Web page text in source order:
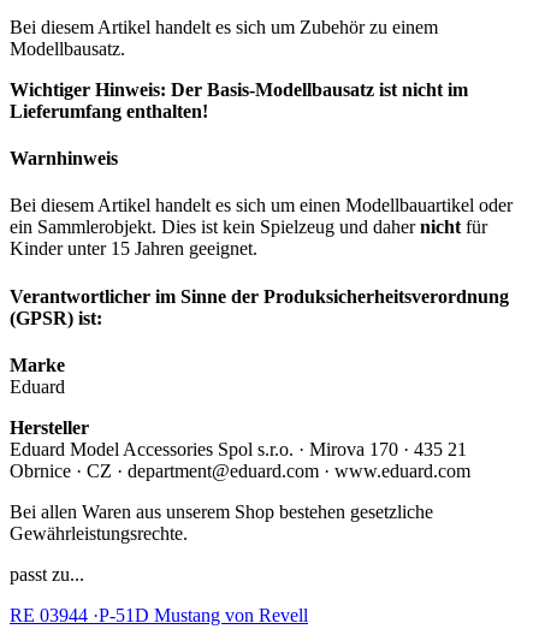
Bei diesem Artikel handelt es sich um Zubehör zu einem
Modellbausatz.
Wichtiger Hinweis: Der Basis-Modellbausatz ist nicht im
Lieferumfang enthalten!
Warnhinweis
Bei diesem Artikel handelt es sich um einen Modellbauartikel oder
ein Sammlerobjekt. Dies ist kein Spielzeug und dahernicht für
Kinder unter 15 Jahren geeignet.
Verantwortlicher im Sinne der Produksicherheitsverordnung
(GPSR) ist:
Marke
Eduard
Hersteller
Eduard Model Accessories Spol s.r.o. · Mirova 170 · 435 21
Obrnice · CZ · department@eduard.com · www.eduard.com
Bei allen Waren aus unserem Shop bestehen gesetzliche
Gewährleistungsrechte.
passt zu...
RE 03944 ·P-51D Mustang von Revell